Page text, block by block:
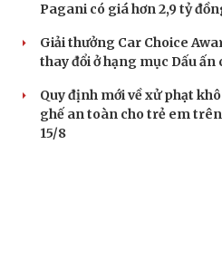
Pagani có giá hơn 2,9 tỷ
Giải thưởng Car Choice
thay đổi ở hạng mục Dấu ấn
Quy định mới về xử phạt
ghế an toàn cho trẻ em
15/8